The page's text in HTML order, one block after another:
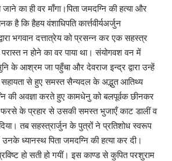
का ही वर माँगा।पिता जमदग्नि की हत्या और
है कि हैहय वंशाधिपति का‌र्त्तवीर्यअर्जुन
भगवान दत्तात्रेय को प्रसन्न कर एक सहस्त्र
न होने का वर पाया था। संयोगवश वन में
के आश्रम जा पहुँचा और देवराज इन्द्र द्वारा उन्हें
सहायता से हुए समस्त सैन्यदल के अद्भुत आतिथ्य
की अवज्ञा करते हुए कामधेनु को बलपूर्वक छीनकर
के प्रहार से उसकी समस्त भुजाएँ काट डालीं व
तब सहस्त्रार्जुन के पुत्रों ने प्रतिशोध स्वरूप
ध्यानस्थ पिता जमदग्नि की हत्या कर दी।
हो सती हो गयीं। इस काण्ड से कुपित परशुराम